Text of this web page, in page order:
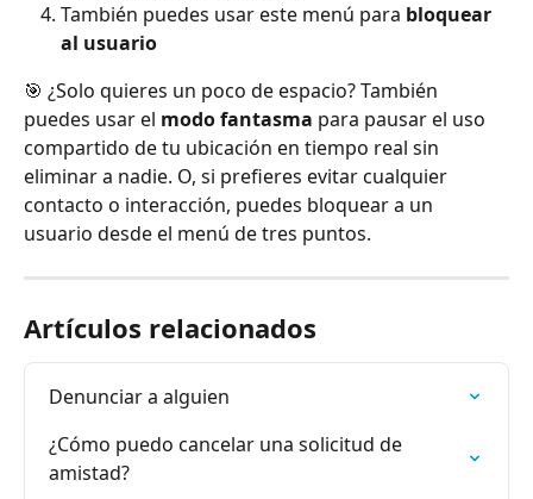
También puedes usar este menú para bloquear
al usuario
🎯 ¿Solo quieres un poco de espacio? También
puedes usar el modo fantasma para pausar el uso
compartido de tu ubicación en tiempo real sin
eliminar a nadie. O, si prefieres evitar cualquier
contacto o interacción, puedes bloquear a un
usuario desde el menú de tres puntos.
Artículos relacionados
Denunciar a alguien
¿Cómo puedo cancelar una solicitud de
amistad?